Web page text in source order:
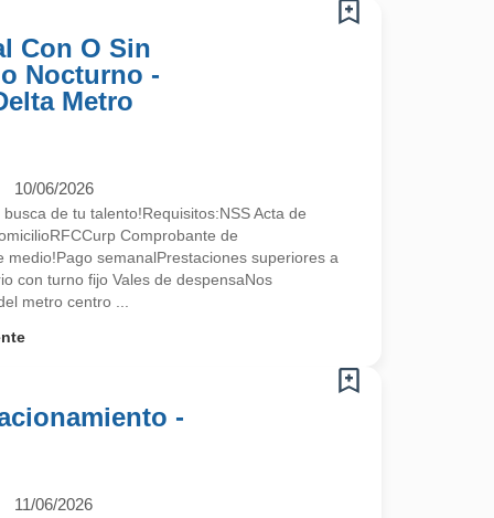
Con O Sin
Nocturno -
Metro
10/06/2026
de tu talento!Requisitos:NSS Acta de
Comprobante de
medio!Pago semanalPrestaciones superiores a
con turno fijo Vales de despensaNos
metro centro ...
-
11/06/2026